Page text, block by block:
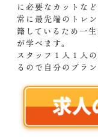
に必要なカットな
常に最先端のトレ
籍しているため一
が学べます。
スタッフ１人１人
るので自分のプラ